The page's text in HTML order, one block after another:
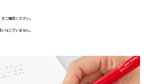
ご確認ください。
はございません。